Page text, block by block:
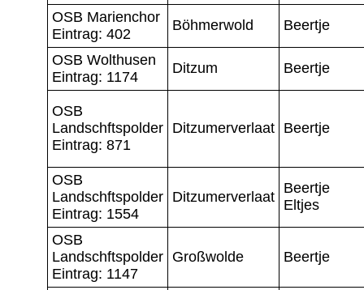
OSB Marienchor
Eintrag: 402
Böhmerwold Beertje
OSB Wolthusen
Eintrag: 1174
Ditzum Beertje
OSB
Landschftspolder
Eintrag: 871
Ditzumerverlaat Beertje
OSB
Landschftspolder
Eintrag: 1554
Ditzumerverlaat
Beertje
Eltjes
OSB
Landschftspolder
Eintrag: 1147
Großwolde Beertje